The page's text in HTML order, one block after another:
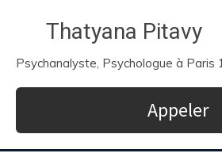
Thatyana Pitavy
Psychanalyste, Psychologue à Paris
Appeler